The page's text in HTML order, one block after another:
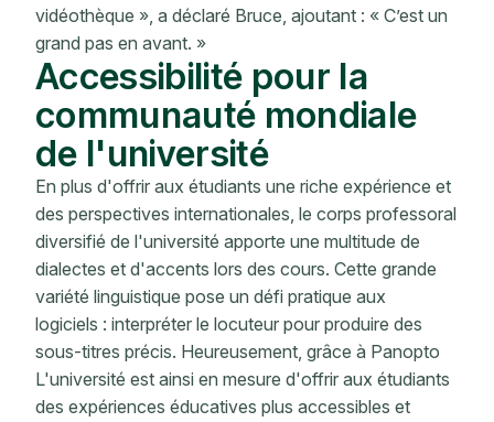
vidéothèque », a déclaré Bruce, ajoutant : « C’est un
grand pas en avant. »
Accessibilité pour la
communauté mondiale
de l'université
En plus d'offrir aux étudiants une riche expérience et
des perspectives internationales, le corps professoral
diversifié de l'université apporte une multitude de
dialectes et d'accents lors des cours. Cette grande
variété linguistique pose un défi pratique aux
logiciels : interpréter le locuteur pour produire des
sous-titres précis. Heureusement, grâce à Panopto
L'université est ainsi en mesure d'offrir aux étudiants
des expériences éducatives plus accessibles et